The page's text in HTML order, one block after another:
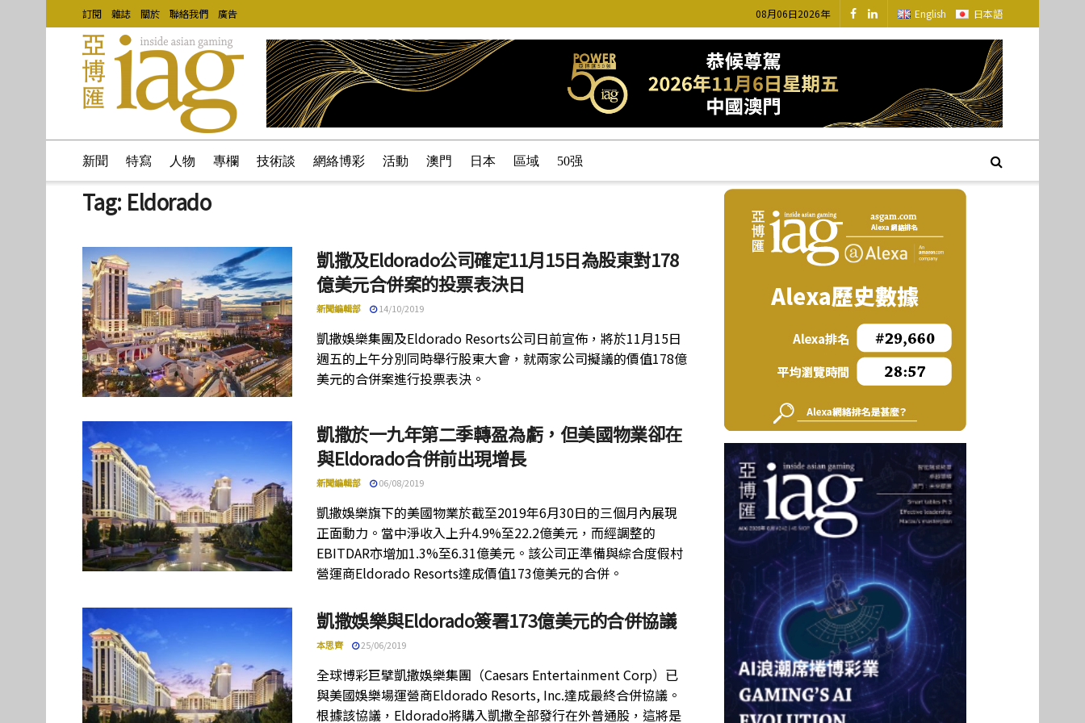
訂閱 雜誌 關於 聯絡我們 廣告 08月06日2026年 English 日本語
新聞 特寫 人物 專欄 技術談 網絡博彩 活動 澳門 日本 區域 50强
Tag: Eldorado
凱撒及Eldorado公司確定11月15日為股東對178
億美元合併案的投票表決日
新聞編輯部 14/10/2019
凱撒娛樂集團及Eldorado Resorts公司日前宣佈，將於11月15日
週五的上午分別同時舉行股東大會，就兩家公司擬議的價值178億
美元的合併案進行投票表決。
凱撒於一九年第二季轉盈為虧，但美國物業卻在
與Eldorado合併前出現增長
新聞編輯部 06/08/2019
凱撒娛樂旗下的美國物業於截至2019年6月30日的三個月內展現
正面動力。當中淨收入上升4.9%至22.2億美元，而經調整的
EBITDAR亦增加1.3%至6.31億美元。該公司正準備與綜合度假村
營運商Eldorado Resorts達成價值173億美元的合併。
凱撒娛樂與Eldorado簽署173億美元的合併協議
本思齊 25/06/2019
全球博彩巨擘凱撒娛樂集團（Caesars Entertainment Corp）已
與美國娛樂場運營商Eldorado Resorts, Inc.達成最終合併協議。
根據該協議，Eldorado將購入凱撒全部發行在外普通股，這將是